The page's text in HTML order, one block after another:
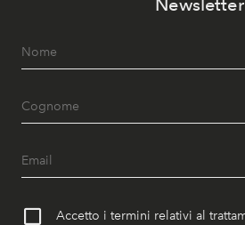
Newsletter
Accetto i termini relativi al